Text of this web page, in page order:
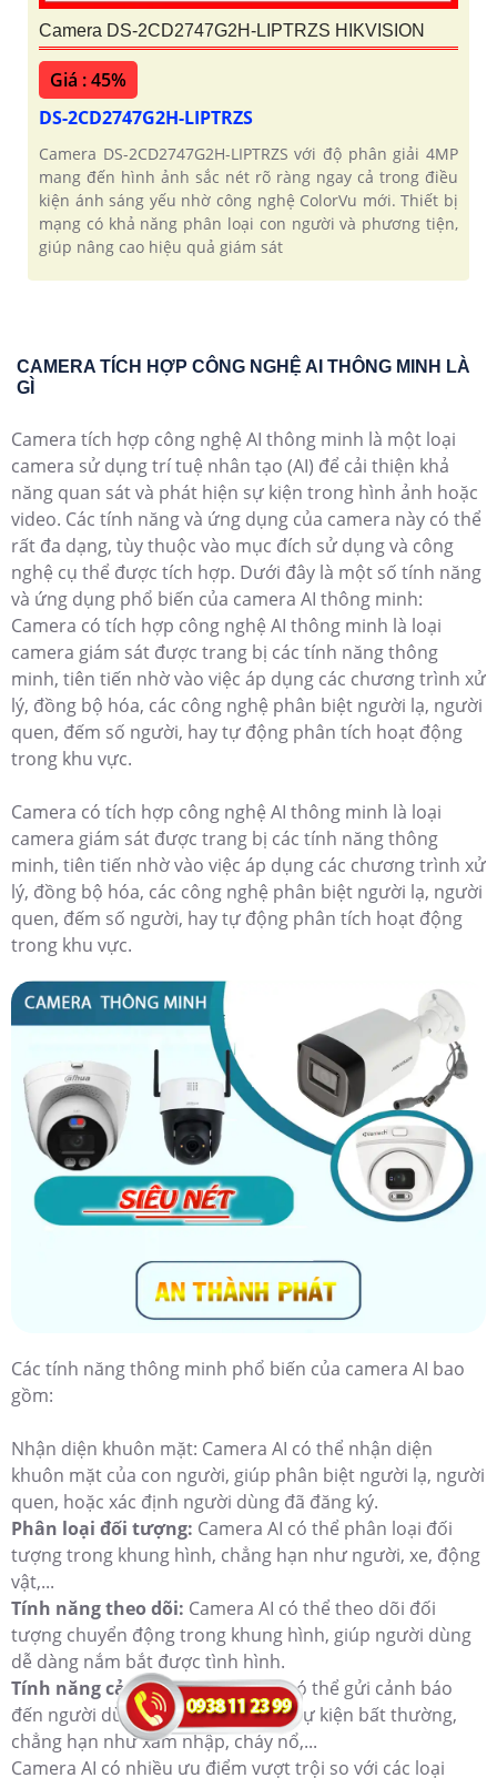
Camera DS-2CD2747G2H-LIPTRZS HIKVISION
Giá : 45%
DS-2CD2747G2H-LIPTRZS
Camera DS-2CD2747G2H-LIPTRZS với độ phân giải 4MP
mang đến hình ảnh sắc nét rõ ràng ngay cả trong điều
kiện ánh sáng yếu nhờ công nghệ ColorVu mới. Thiết bị
mạng có khả năng phân loại con người và phương tiện,
giúp nâng cao hiệu quả giám sát
CAMERA TÍCH HỢP CÔNG NGHỆ AI THÔNG MINH LÀ
GÌ
Camera tích hợp công nghệ AI thông minh là một loại
camera sử dụng trí tuệ nhân tạo (AI) để cải thiện khả
năng quan sát và phát hiện sự kiện trong hình ảnh hoặc
video. Các tính năng và ứng dụng của camera này có thể
rất đa dạng, tùy thuộc vào mục đích sử dụng và công
nghệ cụ thể được tích hợp. Dưới đây là một số tính năng
và ứng dụng phổ biến của camera AI thông minh:
Camera có tích hợp công nghệ AI thông minh là loại
camera giám sát được trang bị các tính năng thông
minh, tiên tiến nhờ vào việc áp dụng các chương trình xử
lý, đồng bộ hóa, các công nghệ phân biệt người lạ, người
quen, đếm số người, hay tự động phân tích hoạt động
trong khu vực.
Camera có tích hợp công nghệ AI thông minh là loại
camera giám sát được trang bị các tính năng thông
minh, tiên tiến nhờ vào việc áp dụng các chương trình xử
lý, đồng bộ hóa, các công nghệ phân biệt người lạ, người
quen, đếm số người, hay tự động phân tích hoạt động
trong khu vực.
Các tính năng thông minh phổ biến của camera AI bao
gồm:
Nhận diện khuôn mặt: Camera AI có thể nhận diện
khuôn mặt của con người, giúp phân biệt người lạ, người
quen, hoặc xác định người dùng đã đăng ký.
Phân loại đối tượng: Camera AI có thể phân loại đối
tượng trong khung hình, chẳng hạn như người, xe, động
vật,...
Tính năng theo dõi: Camera AI có thể theo dõi đối
tượng chuyển động trong khung hình, giúp người dùng
dễ dàng nắm bắt được tình hình.
Tính năng cảnh báo:Camera AI có thể gửi cảnh báo
đến người dùng khi phát hiện các sự kiện bất thường,
chẳng hạn như xâm nhập, cháy nổ,...
Camera AI có nhiều ưu điểm vượt trội so với các loại